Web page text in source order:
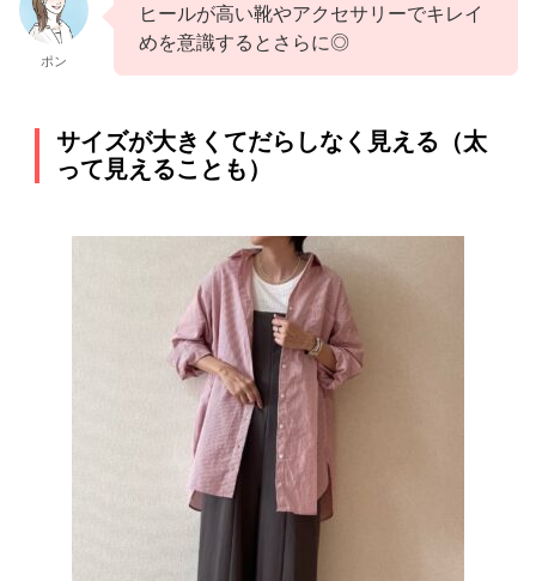
ポン
ヒールが高い靴やアクセサリーでキレイ
めを意識するとさらに◎
サイズが大きくてだらしなく見える（太
って見えることも）